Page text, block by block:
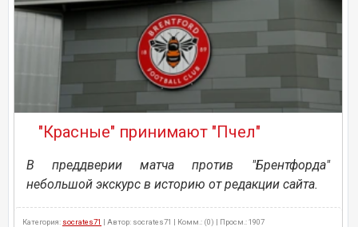
"Красные" принимают "Пчел"
В преддверии матча против "Брентфорда"
небольшой экскурс в историю от редакции сайта.
Категория: socrates71 | Автор: socrates71 | Комм.: (0) | Просм.: 1907